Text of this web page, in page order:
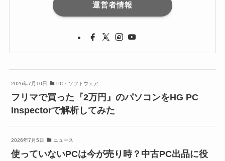
運営者情報
2026年7月10日 PC・ソフトウェア
フリマで買った『2万円』のパソコンをHG PC
Inspectorで解析してみた
2026年7月5日 ニュース
使っていないPCは今が売り時？中古PC出品に役